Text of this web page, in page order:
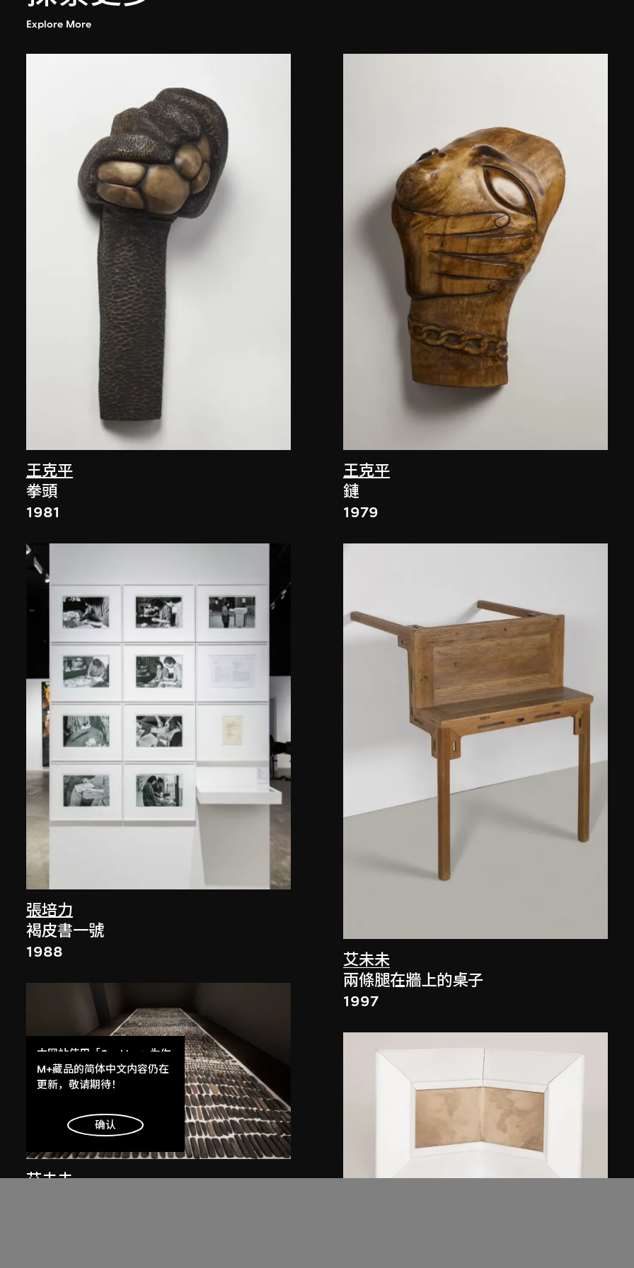
Explore More
王克平
拳頭
1981
張培力
褐皮書一號
1988
艾未未
王克平
鏈
1979
艾未未
兩條腿在牆上的桌子
1997
本网站使用「Cookies」为你
提供最好的网站体验。
了解更多
明白
M+藏品的简体中文内容仍在
更新，敬请期待！
确认